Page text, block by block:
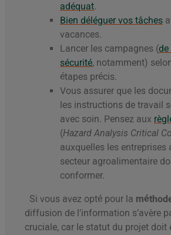
adéquat.
Bien déléguer vos tâches
vacances.
Lancer les campagnes (de
sécurité, notamment)
étapes précis.
Vous assurer que les
les instructions de travail
avec soin. Pensez aux
(Hazard Analysis Critical
auxquelles les entreprises
secteur agroalimentaire
conformer.
Si vous avez opté pour la
diffusion de l’information s’avère
cruciale, car le statut du projet doit